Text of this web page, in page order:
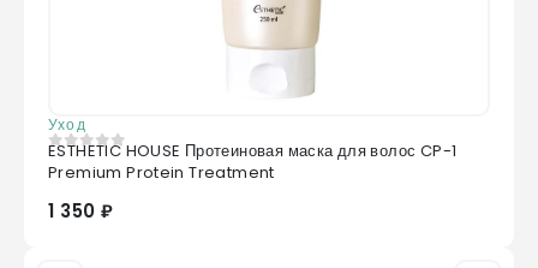
Уход
0из 5
ESTHETIC HOUSE Протеиновая маска для волос CP-1
Premium Protein Treatment
1 350 ₽